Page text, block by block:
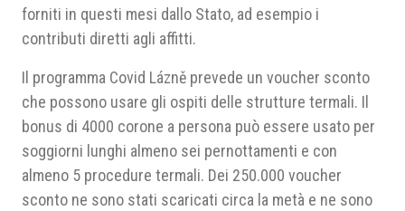
forniti in questi mesi dallo Stato, ad esempio i
contributi diretti agli affitti.
Il programma Covid Lázně prevede un voucher sconto
che possono usare gli ospiti delle strutture termali. Il
bonus di 4000 corone a persona può essere usato per
soggiorni lunghi almeno sei pernottamenti e con
almeno 5 procedure termali. Dei 250.000 voucher
sconto ne sono stati scaricati circa la metà e ne sono